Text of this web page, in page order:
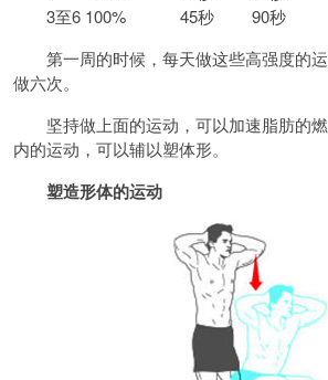
3至6 100% 45秒 90秒
第一周的时候，每天做这些高强度的运
做六次。
坚持做上面的运动，可以加速脂肪的燃
内的运动，可以辅以塑体形。
塑造形体的运动